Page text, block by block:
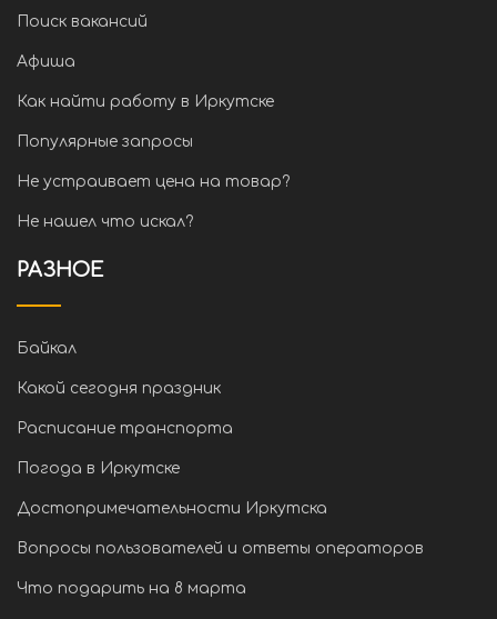
Поиск вакансий
Афиша
Как найти работу в Иркутске
Популярные запросы
Не устраивает цена на товар?
Не нашел что искал?
РАЗНОЕ
Байкал
Какой сегодня праздник
Расписание транспорта
Погода в Иркутске
Достопримечательности Иркутска
Вопросы пользователей и ответы операторов
Что подарить на 8 марта